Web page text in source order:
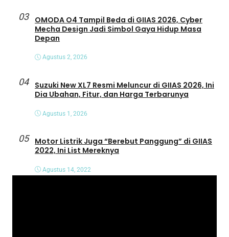
03
OMODA O4 Tampil Beda di GIIAS 2026, Cyber
Mecha Design Jadi Simbol Gaya Hidup Masa
Depan
Agustus 2, 2026
04
Suzuki New XL7 Resmi Meluncur di GIIAS 2026, Ini
Dia Ubahan, Fitur, dan Harga Terbarunya
Agustus 1, 2026
05
Motor Listrik Juga “Berebut Panggung” di GIIAS
2022, Ini List Mereknya
Agustus 14, 2022